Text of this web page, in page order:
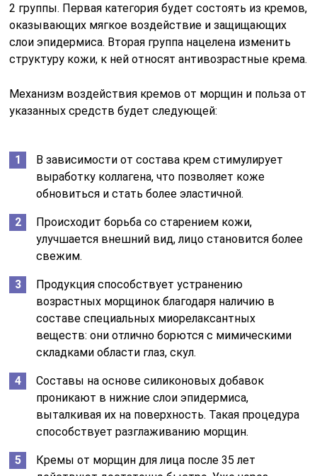
2 группы. Первая категория будет состоять из кремов,
оказывающих мягкое воздействие и защищающих
слои эпидермиса. Вторая группа нацелена изменить
структуру кожи, к ней относят антивозрастные крема.
Механизм воздействия кремов от морщин и польза от
указанных средств будет следующей:
В зависимости от состава крем стимулирует
выработку коллагена, что позволяет коже
обновиться и стать более эластичной.
Происходит борьба со старением кожи,
улучшается внешний вид, лицо становится более
свежим.
Продукция способствует устранению
возрастных морщинок благодаря наличию в
составе специальных миорелаксантных
веществ: они отлично борются с мимическими
складками области глаз, скул.
Составы на основе силиконовых добавок
проникают в нижние слои эпидермиса,
выталкивая их на поверхность. Такая процедура
способствует разглаживанию морщин.
Кремы от морщин для лица после 35 лет